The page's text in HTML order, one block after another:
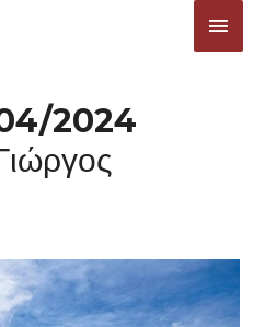
04/2024